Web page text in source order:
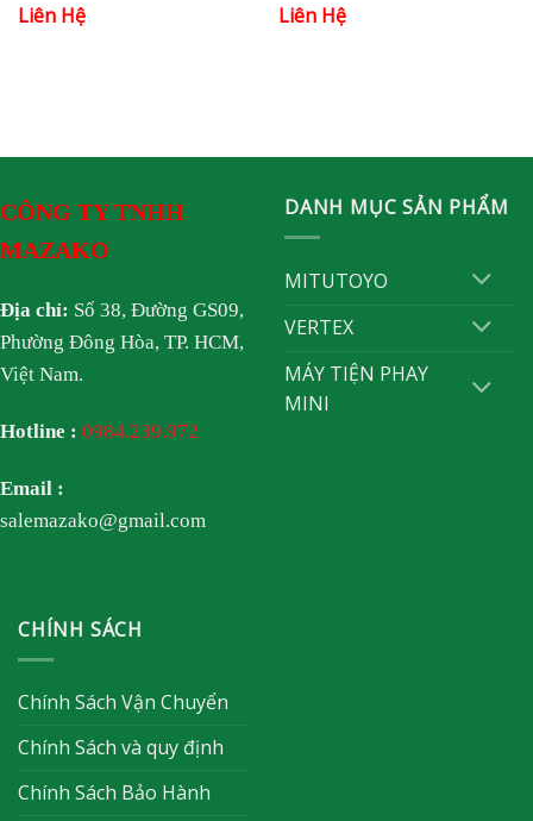
out of 5
Liên Hệ
out of 5
Liên Hệ
CÔNG TY TNHH
MAZAKO
Địa chỉ: Số 38, Đường GS09,
Phường Đông Hòa, TP. HCM,
Việt Nam.
Hotline : 0984.239.972
Email :
salemazako@gmail.com
DANH MỤC SẢN PHẨM
MITUTOYO
VERTEX
MÁY TIỆN PHAY
MINI
CHÍNH SÁCH
Chính Sách Vận Chuyển
Chính Sách và quy định
Chính Sách Bảo Hành